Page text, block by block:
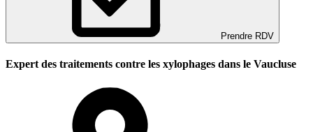
Prendre RDV
Expert des traitements contre les xylophages dans le Vaucluse